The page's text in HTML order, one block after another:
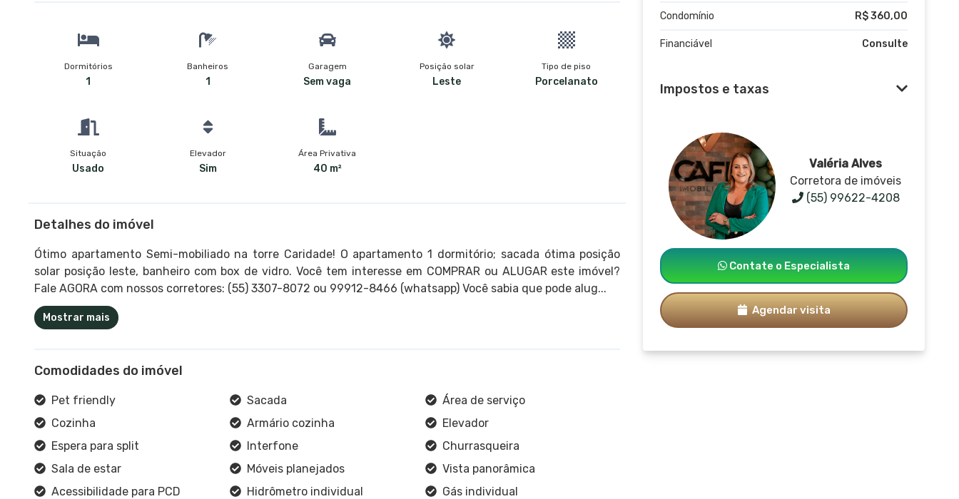
Dormitórios
1
Banheiros
1
Garagem
Sem vaga
Posição solar
Leste
Tipo de piso
Porcelanato
Situação
Usado
Elevador
Sim
Área Privativa
40 m²
Detalhes do imóvel
Ótimo apartamento Semi-mobiliado na torre Caridade! O apartamento 1 dormitório; sacada ótima posição
solar posição leste, banheiro com box de vidro. Você tem interesse em COMPRAR ou ALUGAR este imóvel?
Fale AGORA com nossos corretores: (55) 3307-8072 ou 99912-8466 (whatsapp) Você sabia que pode alug...
Mostrar mais
Comodidades do imóvel
Pet friendly Sacada
Área de serviço
Cozinha
Armário cozinha
Elevador
Espera para split
Interfone
Churrasqueira
Sala de estar
Móveis planejados
Vista panorâmica
Acessibilidade para PCD
Hidrômetro individual Gás individual
Condomínio R$ 360,00
Financiável Consulte
Impostos e taxas
Valéria Alves
Corretora de imóveis
(55) 99622-4208
Contate o Especialista
Agendar visita